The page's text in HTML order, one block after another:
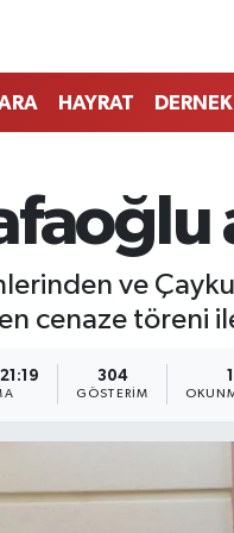
HAYRAT
ve
cenaze töreni
304
GÖSTERIM